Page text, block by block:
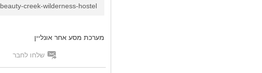
beauty-creek-wilderness-hostel
מערכת מסע אחר אונליין
שלחו לחבר